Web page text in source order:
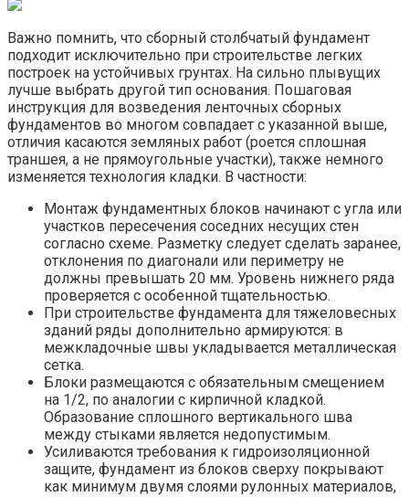
Важно помнить, что сборный столбчатый фундамент
подходит исключительно при строительстве легких
построек на устойчивых грунтах. На сильно плывущих
лучше выбрать другой тип основания. Пошаговая
инструкция для возведения ленточных сборных
фундаментов во многом совпадает с указанной выше,
отличия касаются земляных работ (роется сплошная
траншея, а не прямоугольные участки), также немного
изменяется технология кладки. В частности:
Монтаж фундаментных блоков начинают с угла или
участков пересечения соседних несущих стен
согласно схеме. Разметку следует сделать заранее,
отклонения по диагонали или периметру не
должны превышать 20 мм. Уровень нижнего ряда
проверяется с особенной тщательностью.
При строительстве фундамента для тяжеловесных
зданий ряды дополнительно армируются: в
межкладочные швы укладывается металлическая
сетка.
Блоки размещаются с обязательным смещением
на 1/2, по аналогии с кирпичной кладкой.
Образование сплошного вертикального шва
между стыками является недопустимым.
Усиливаются требования к гидроизоляционной
защите, фундамент из блоков сверху покрывают
как минимум двумя слоями рулонных материалов,